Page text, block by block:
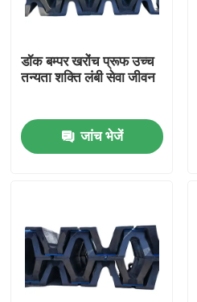
उत्पाद
डॉक बम्पर खरोंच प्रूफ उच्च
तन्यता शक्ति लंबी सेवा जीवन
जांच भेजें